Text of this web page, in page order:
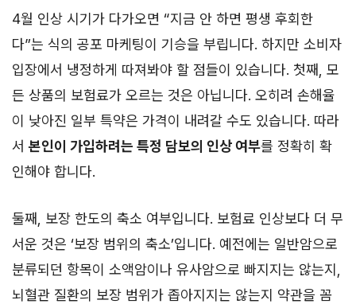
4월 인상 시기가 다가오면 “지금 안 하면 평생 후회한
다”는 식의 공포 마케팅이 기승을 부립니다. 하지만 소비자
입장에서 냉정하게 따져봐야 할 점들이 있습니다. 첫째, 모
든 상품의 보험료가 오르는 것은 아닙니다. 오히려 손해율
이 낮아진 일부 특약은 가격이 내려갈 수도 있습니다. 따라
서본인이 가입하려는 특정 담보의 인상 여부를 정확히 확
인해야 합니다.
둘째, 보장 한도의 축소 여부입니다. 보험료 인상보다 더 무
서운 것은 ‘보장 범위의 축소’입니다. 예전에는 일반암으로
분류되던 항목이 소액암이나 유사암으로 빠지지는 않는지,
뇌혈관 질환의 보장 범위가 좁아지지는 않는지 약관을 꼼